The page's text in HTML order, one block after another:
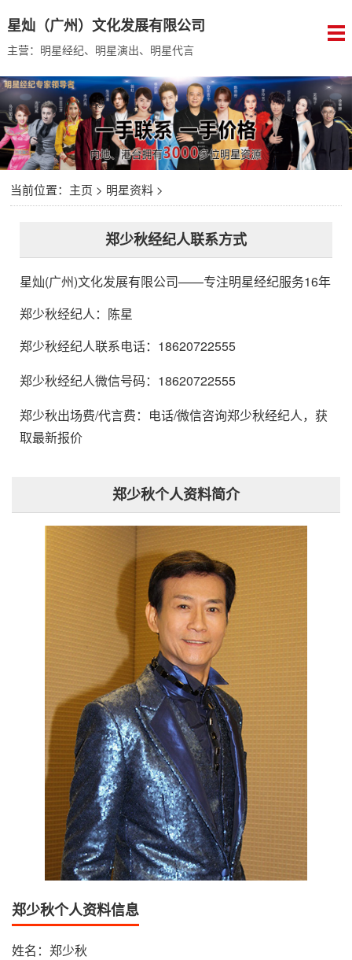
星灿（广州）文化发展有限公司
主营：明星经纪、明星演出、明星代言
当前位置： 主页 > 明星资料>
郑少秋经纪人联系方式
星灿(广州)文化发展有限公司——专注明星经纪服务16年
郑少秋经纪人： 陈星
郑少秋经纪人联系电话：18620722555
郑少秋经纪人微信号码：18620722555
郑少秋出场费/代言费：电话/微信咨询郑少秋经纪人，获
取最新报价
郑少秋个人资料简介
郑少秋个人资料信息
姓名：郑少秋